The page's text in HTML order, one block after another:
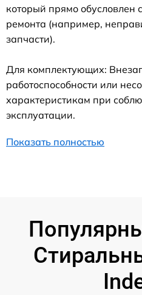
который прямо обусловлен
ремонта (например,
запчасти).
Для комплектующих:
работоспособности или
характеристикам при
эксплуатации.
Показать полностью